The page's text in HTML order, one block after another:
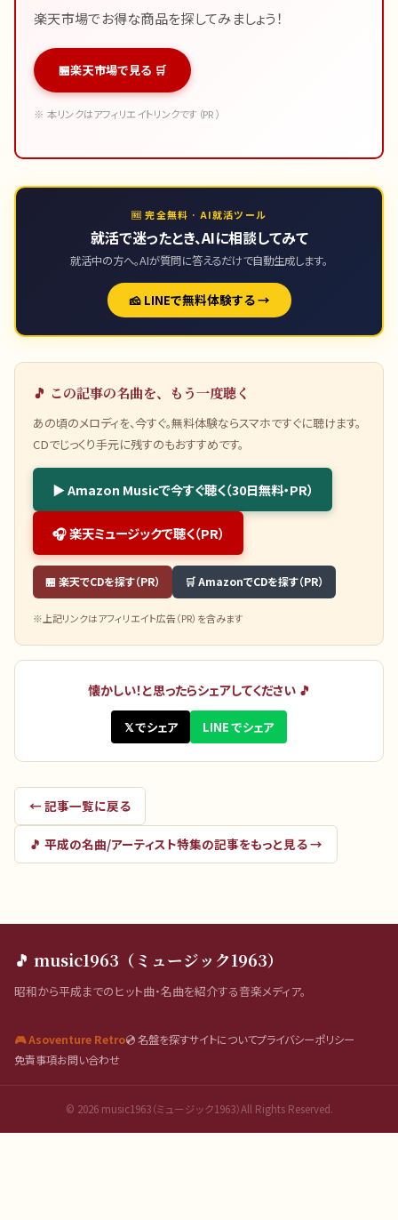
楽天市場でお得な商品を探してみましょう！
楽天市場で見る 🛒
※ 本リンクはアフィリエイトリンクです（PR）
🆓 完全無料 · AI就活ツール
就活で迷ったとき、AIに相談してみて
就活中の方へ。AIが質問に答えるだけで自動生成します。
🧀 LINEで無料体験する →
🎵 この記事の名曲を、もう一度聴く
あの頃のメロディを、今すぐ。無料体験ならスマホですぐに聴けます。
CDでじっくり手元に残すのもおすすめです。
▶ Amazon Musicで今すぐ聴く（30日無料・PR）
🎧 楽天ミュージックで聴く（PR）
🏪 楽天でCDを探す（PR） 🛒 AmazonでCDを探す（PR）
※上記リンクはアフィリエイト広告（PR）を含みます
懐かしい！と思ったらシェアしてください 🎵
𝕏 でシェア LINE でシェア
← 記事一覧に戻る
🎵 平成の名曲/アーティスト特集の記事をもっと見る →
🎵 music1963（ミュージック1963）
昭和から平成までのヒット曲・名曲を紹介する音楽メディア。
🎮 Asoventure Retro💿 名盤を探すサイトについてプライバシーポリシー
免責事項お問い合わせ
© 2026music1963（ミュージック1963）All Rights Reserved.